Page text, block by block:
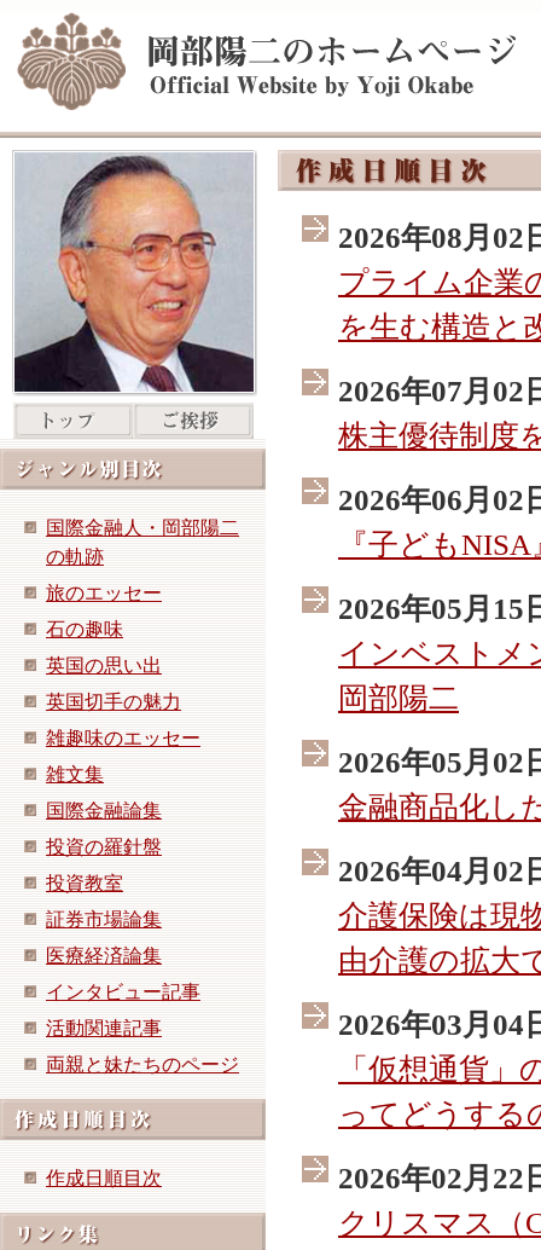
国際金融人・岡部陽二
の軌跡
旅のエッセー
石の趣味
英国の思い出
英国切手の魅力
雑趣味のエッセー
雑文集
国際金融論集
投資の羅針盤
投資教室
証券市場論集
医療経済論集
インタビュー記事
活動関連記事
両親と妹たちのページ
作成日順目次
2026年08月02
プライム企業
を生む構造と
2026年07月02
株主優待制度
2026年06月02
『子ども
2026年05月15
インベストメ
岡部陽二
2026年05月02
金融商品化し
2026年04月02
介護保険は現
由介護の拡大
2026年03月04
「仮想通貨
ってどうする
2026年02月22
クリスマス（